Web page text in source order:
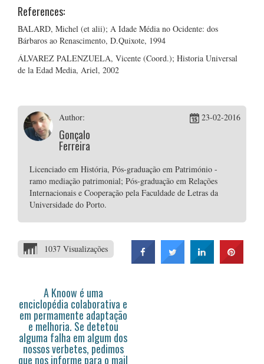
References:
BALARD, Michel (et alii); A Idade Média no Ocidente: dos
Bárbaros ao Renascimento, D.Quixote, 1994
ÁLVAREZ PALENZUELA, Vicente (Coord.); Historia Universal
de la Edad Media, Ariel, 2002
Author:
Gonçalo
Ferreira
23-02-2016
Licenciado em História, Pós-graduação em Património -
ramo mediação patrimonial; Pós-graduação em Relações
Internacionais e Cooperação pela Faculdade de Letras da
Universidade do Porto.
1037 Visualizações
A Knoow é uma
enciclopédia colaborativa e
em permamente adaptação
e melhoria. Se detetou
alguma falha em algum dos
nossos verbetes, pedimos
que nos informe para o mail